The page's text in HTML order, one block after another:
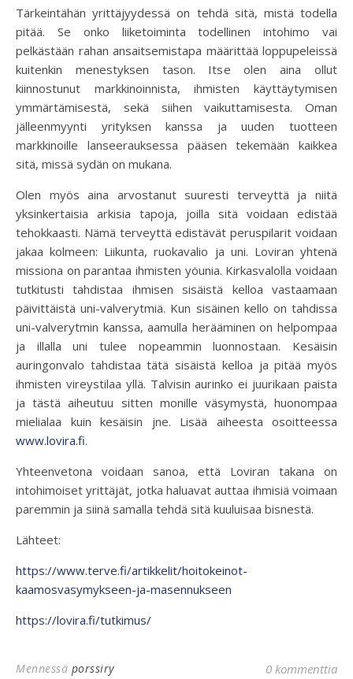
Tärkeintähän yrittäjyydessä on tehdä sitä, mistä todella
pitää. Se onko liiketoiminta todellinen intohimo vai
pelkästään rahan ansaitsemistapa määrittää loppupeleissä
kuitenkin menestyksen tason. Itse olen aina ollut
kiinnostunut markkinoinnista, ihmisten käyttäytymisen
ymmärtämisestä, sekä siihen vaikuttamisesta. Oman
jälleenmyynti yrityksen kanssa ja uuden tuotteen
markkinoille lanseerauksessa pääsen tekemään kaikkea
sitä, missä sydän on mukana.
Olen myös aina arvostanut suuresti terveyttä ja niitä
yksinkertaisia arkisia tapoja, joilla sitä voidaan edistää
tehokkaasti. Nämä terveyttä edistävät peruspilarit voidaan
jakaa kolmeen: Liikunta, ruokavalio ja uni. Loviran yhtenä
missiona on parantaa ihmisten yöunia. Kirkasvalolla voidaan
tutkitusti tahdistaa ihmisen sisäistä kelloa vastaamaan
päivittäistä uni-valverytmiä. Kun sisäinen kello on tahdissa
uni-valverytmin kanssa, aamulla herääminen on helpompaa
ja illalla uni tulee nopeammin luonnostaan. Kesäisin
auringonvalo tahdistaa tätä sisäistä kelloa ja pitää myös
ihmisten vireystilaa yllä. Talvisin aurinko ei juurikaan paista
ja tästä aiheutuu sitten monille väsymystä, huonompaa
mielialaa kuin kesäisin jne. Lisää aiheesta osoitteessa
www.lovira.fi.
Yhteenvetona voidaan sanoa, että Loviran takana on
intohimoiset yrittäjät, jotka haluavat auttaa ihmisiä voimaan
paremmin ja siinä samalla tehdä sitä kuuluisaa bisnestä.
Lähteet:
https://www.terve.fi/artikkelit/hoitokeinot-
kaamosvasymykseen-ja-masennukseen
https://lovira.fi/tutkimus/
Mennessä porssiry 0 kommenttia